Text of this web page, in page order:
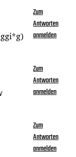
Zum
Antworten
anmelden
Zum
Antworten
anmelden
Zum
Antworten
anmelden